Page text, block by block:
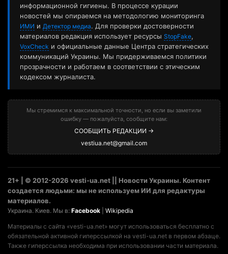
информационной гигиены. В процессе курации
новостей мы опираемся на методологию мониторинга
ИМИ и Детектор медиа. Для проверки достоверности
материалов редакция использует ресурсы StopFake,
VoxCheck и официальные данные Центра стратегических
коммуникаций Украины. Мы придерживаемся политики
прозрачности и работаем в соответствии с этическим
кодексом журналиста.
Мы стремимся к максимальной точности, но если вы заметили
ошибку — пожалуйста, сообщите нам:
СООБЩИТЬ РЕДАКЦИИ →
vestiua.net@gmail.com
21+ | © 2012-2026 vesti-ua.net || Новости Украины. Контент
создается людьми: мы не используем ИИ для редактуры
материалов.
Украина. Киев. Мы в: Facebook Wikipedia
Материалы с сайта «vesti-ua.net» могут использоваться бесплатно с
обязательной активной гиперссылкой на vesti-ua.net в первом абзаце.
Также гиперссылка необходима при использовании части материала.